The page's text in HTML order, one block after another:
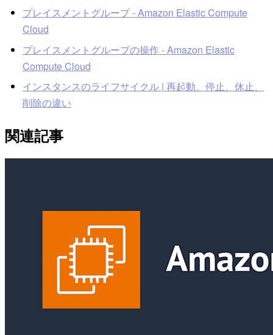
プレイスメントグループ - Amazon Elastic Compute
Cloud
プレイスメントグループの操作 - Amazon Elastic
Compute Cloud
インスタンスのライフサイクル | 再起動、停止、休止、
削除の違い
関連記事